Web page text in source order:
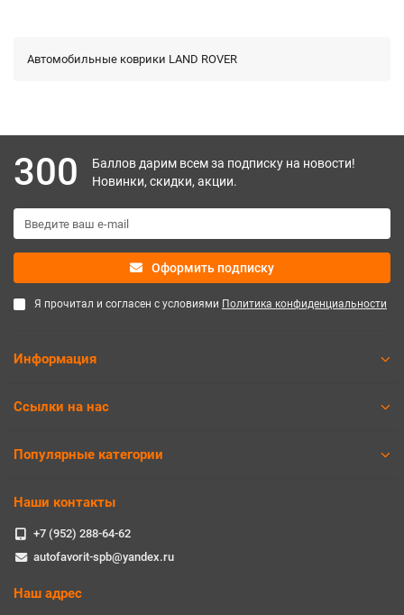
Автомобильные коврики LAND ROVER
300
Баллов дарим всем за подписку на новости!
Новинки, скидки, акции.
Оформить подписку
Я прочитал и согласен с условиями Политика конфиденциальности
Информация
Ссылки на нас
Популярные категории
Наши контакты
+7 (952) 288-64-62
autofavorit-spb@yandex.ru
Наш адрес